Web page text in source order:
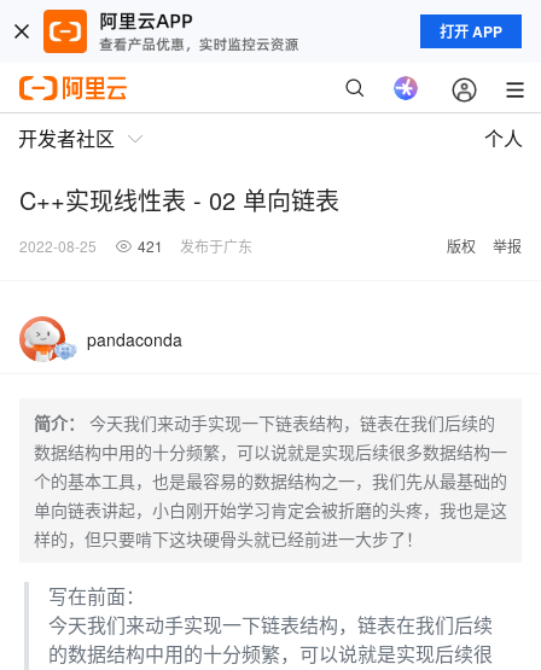
打开 APP
开发者社区 个人
C++实现线性表 - 02 单向链表
2022-08-25 421 发布于广东 版权 举报
pandaconda
简介：
今天我们来动手实现一下链表结构，链表在我们后续的
数据结构中用的十分频繁，可以说就是实现后续很多数据结构一
个的基本工具，也是最容易的数据结构之一，我们先从最基础的
单向链表讲起，小白刚开始学习肯定会被折磨的头疼，我也是这
样的，但只要啃下这块硬骨头就已经前进一大步了！
写在前面：
今天我们来动手实现一下链表结构，链表在我们后续
的数据结构中用的十分频繁，可以说就是实现后续很